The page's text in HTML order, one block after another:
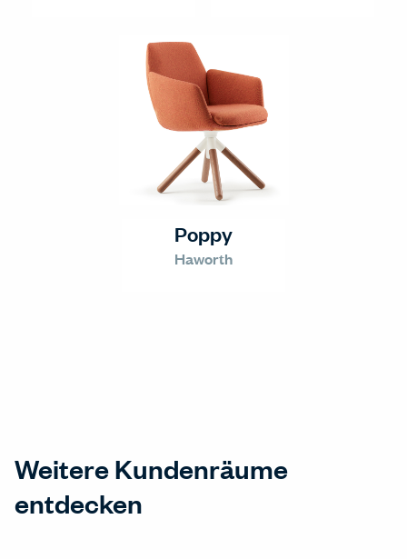
Poppy
Haworth
Weitere Kundenräume
entdecken